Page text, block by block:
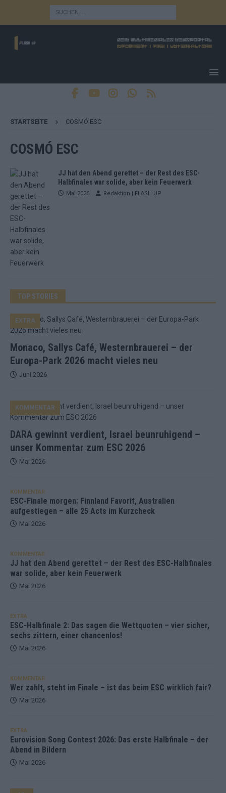
STARTSEITE COSMÓ ESC
COSMÓ ESC
JJ hat den Abend gerettet – der Rest des ESC-
Halbfinales war solide, aber kein Feuerwerk
Mai 2026 Redaktion | FLASH UP
TOP STORIES
Monaco, Sallys Café, Westernbrauerei – der
Europa-Park 2026 macht vieles neu
EXTRA
Juni 2026
DARA gewinnt verdient, Israel beunruhigend –
unser Kommentar zum ESC 2026
KOMMENTAR
Mai 2026
KOMMENTAR
ESC-Finale morgen: Finnland Favorit, Australien
aufgestiegen – alle 25 Acts im Kurzcheck
Mai 2026
KOMMENTAR
JJ hat den Abend gerettet – der Rest des ESC-Halbfinales
war solide, aber kein Feuerwerk
Mai 2026
EXTRA
ESC-Halbfinale 2: Das sagen die Wettquoten – vier sicher,
sechs zittern, einer chancenlos!
Mai 2026
KOMMENTAR
Wer zahlt, steht im Finale – ist das beim ESC wirklich fair?
Mai 2026
EXTRA
Eurovision Song Contest 2026: Das erste Halbfinale – der
Abend in Bildern
Mai 2026